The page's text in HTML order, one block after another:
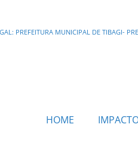
PREFEITURA MUNICIPAL DE TIBAGI-
HOME